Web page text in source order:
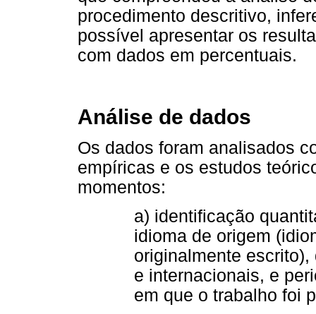
procedimento descritivo,
possível apresentar os
com dados em percentuais.
Análise de dados
Os dados foram analisados
empíricas e os estudos
momentos:
a) identificação
idioma de origem
originalmente
e internacionais, e
em que o trabalho foi